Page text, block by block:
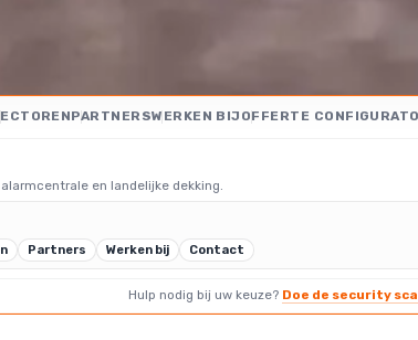
PARTNERSWERKEN BIJ OFFERTE
en landelijke dekking.
Partners Werken bij Contact
Hulp nodig bij uw keuze? Doe de security